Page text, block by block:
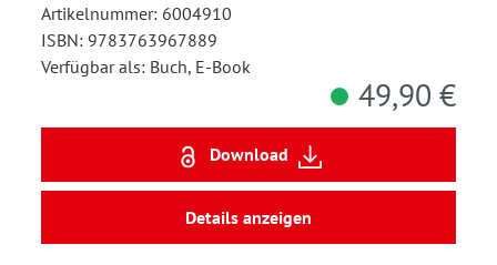
Artikelnummer: 6004910
ISBN: 9783763967889
Verfügbar als: Buch, E-Book
49,90 €
Download
Details anzeigen